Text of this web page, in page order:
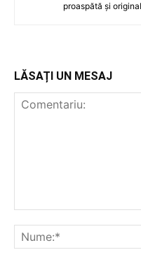
proaspătă și
LĂSAȚI UN MESAJ